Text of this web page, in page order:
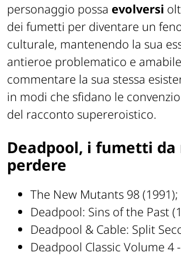
personaggio possa evolversi
dei fumetti per diventare un
culturale, mantenendo la sua
antieroe problematico e
commentare la sua stessa
in modi che sfidano le
del racconto supereroistico.
Deadpool, i fumetti da
perdere
The New Mutants 98 (1991);
Deadpool: Sins of the Past
Deadpool & Cable: Split
Deadpool Classic Volume 4